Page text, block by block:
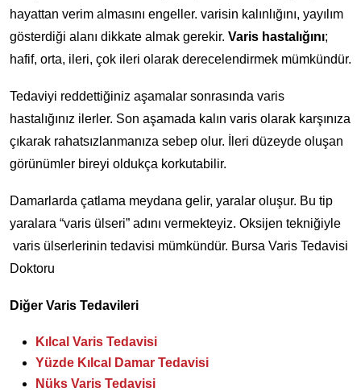
hayattan verim almasını engeller. varisin kalınlığını, yayılım
gösterdiği alanı dikkate almak gerekir. Varis hastalığını;
hafif, orta, ileri, çok ileri olarak derecelendirmek mümkündür.
Tedaviyi reddettiğiniz aşamalar sonrasında varis
hastalığınız ilerler. Son aşamada kalın varis olarak karşınıza
çıkarak rahatsızlanmanıza sebep olur. İleri düzeyde oluşan
görünümler bireyi oldukça korkutabilir.
Damarlarda çatlama meydana gelir, yaralar oluşur. Bu tip
yaralara “varis ülseri” adını vermekteyiz. Oksijen tekniğiyle
varis ülserlerinin tedavisi mümkündür. Bursa Varis Tedavisi
Doktoru
Diğer Varis Tedavileri
Kılcal Varis Tedavisi
Yüzde Kılcal Damar Tedavisi
Nüks Varis Tedavisi